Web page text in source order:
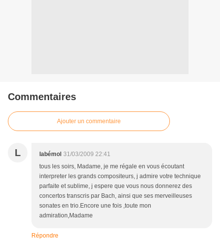
Commentaires
Ajouter un commentaire
L labémol 31/03/2009 22:41
tous les soirs, Madame, je me régale en vous écoutant
interpreter les grands compositeurs, j admire votre technique
parfaite et sublime, j espere que vous nous donnerez des
concertos transcris par Bach, ainsi que ses merveilleuses
sonates en trio.Encore une fois ,toute mon
admiration,Madame
Répondre